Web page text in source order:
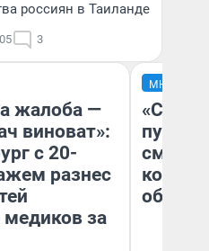
россиян в Таиланде
3
жалоба —
виноват»:
с 20-
разнес
за
МНЕНИЕ